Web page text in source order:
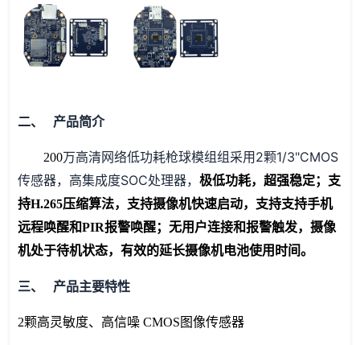
二、 产品简介
200万高清网络低功耗枪球模组组采用2颗1/3"CMOS
传感器，高集成度SOC处理器， 极低功耗，超强稳定；支
持H.265压缩算法，支持摄像机快速启动，支持支持手机
远程唤醒和PIR报警唤醒；无用户连接和报警触发，摄像
机处于待机状态，有效的延长摄像机电池使用时间。
三、 产品主要特性
2颗高灵敏度、高信噪 CMOS图像传感器